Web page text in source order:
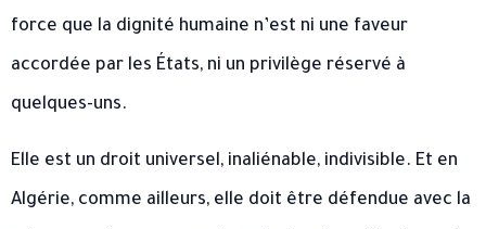
force que la dignité humaine n’est ni une faveur
accordée par les États, ni un privilège réservé à
quelques-uns.
Elle est un droit universel, inaliénable, indivisible. Et en
Algérie, comme ailleurs, elle doit être défendue avec la